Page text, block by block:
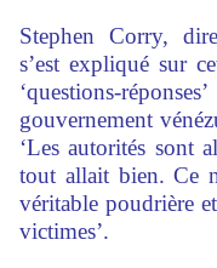
Stephen Corry,
s’est expliqué sur
‘questions-
gouvernement
‘Les autorités sont
tout allait bien. Ce
véritable poudrière
victimes’.